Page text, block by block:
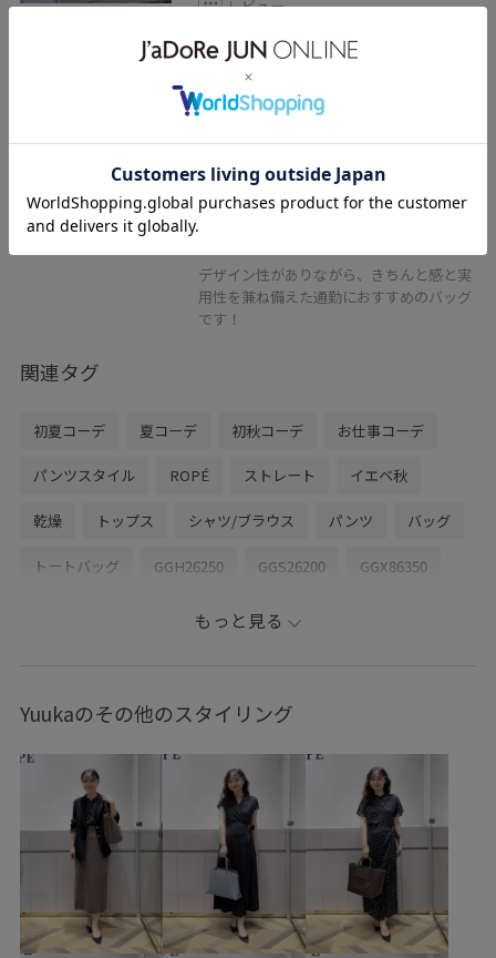
レビュー
ト、700mlペットボトルが縦に入る大きめ
サイズです◎
3分割構造で仕分けしやすく、ポケットも
豊富。口はジップで閉まるので安心感もあ
ります。
ショルダー紐は無く、ハンドルのみ。ハン
ドルは長めなのでしっかり肩にかけること
デザイン性がありながら、きちんと感と実
用性を兼ね備えた通勤におすすめのバッグ
です！
関連タグ
初夏コーデ 夏コーデ 初秋コーデ お仕事コーデ
パンツスタイル ROPÉ ストレート イエベ秋
乾燥 トップス シャツ/ブラウス パンツ バッグ
トートバッグ GGH26250 GGS26200 GGX86350
E'POR_A4
WEB限定
アウター イージーパンツ オフィス
オフィスカジュアル カジュアル シャープ シルク
ジャケット
スキッパーデザイン スタンドフリル スッキリ
もっと見る
Yuukaのその他のスタイリング